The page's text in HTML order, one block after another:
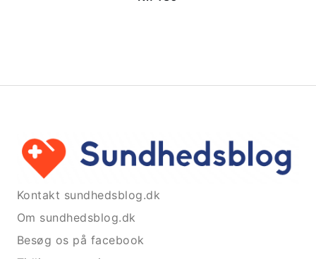
Kontakt sundhedsblog.dk
Om sundhedsblog.dk
Besøg os på facebook